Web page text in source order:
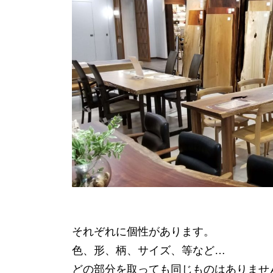
それぞれに個性があります。
色、形、柄、サイズ、等など…
どの部分を取っても同じものはありませ